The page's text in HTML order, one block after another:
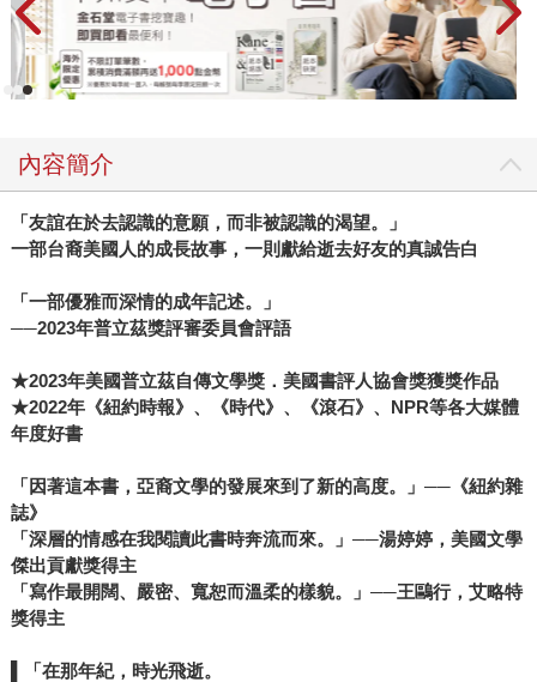
內容簡介
「友誼在於去認識的意願，而非被認識的渴望。」
一部台裔美國人的成長故事，一則獻給逝去好友的真誠告白
「一部優雅而深情的成年記述。」
──2023年普立茲獎評審委員會評語
★2023年美國普立茲自傳文學獎．美國書評人協會獎獲獎作品
★2022年《紐約時報》、《時代》、《滾石》、NPR等各大媒體
年度好書
「因著這本書，亞裔文學的發展來到了新的高度。」──《紐約雜
誌》
「深層的情感在我閱讀此書時奔流而來。」──湯婷婷，美國文學
傑出貢獻獎得主
「寫作最開闊、嚴密、寬恕而溫柔的樣貌。」──王鷗行，艾略特
獎得主
「在那年紀，時光飛逝。